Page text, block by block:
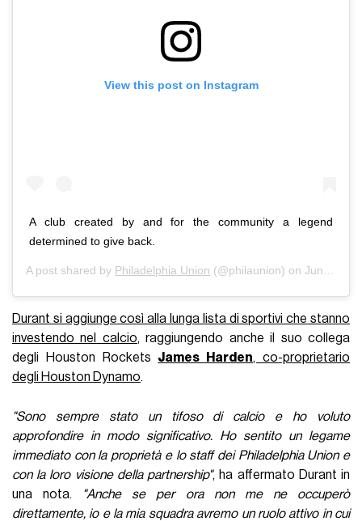
View this post on Instagram
A club created by and for the community a legend
determined to give back.
A post shared by Philadelphia Union (@philaunion) onJun 15, 2020 at 9:25am PDT
Durant si aggiunge così alla lunga lista di sportivi che stanno
investendo nel calcio, raggiungendo anche il suo collega
degli Houston Rockets James Harden, co-proprietario
degli Houston Dynamo.
"Sono sempre stato un tifoso di calcio e ho voluto
approfondire in modo significativo. Ho sentito un legame
immediato con la proprietà e lo staff dei Philadelphia Union e
con la loro visione della partnership", ha affermato Durant in
una nota.
"Anche se per ora non me ne occuperò
direttamente, io e la mia squadra avremo un ruolo attivo in cui